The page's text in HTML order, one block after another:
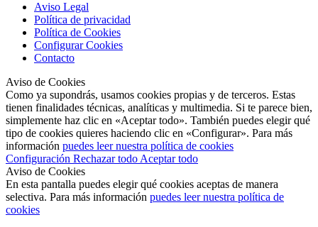
Aviso Legal
Política de privacidad
Política de Cookies
Configurar Cookies
Contacto
Aviso de Cookies
Como ya supondrás, usamos cookies propias y de terceros. Estas
tienen finalidades técnicas, analíticas y multimedia. Si te parece bien,
simplemente haz clic en «Aceptar todo». También puedes elegir qué
tipo de cookies quieres haciendo clic en «Configurar». Para más
información puedes leer nuestra política de cookies
Configuración Rechazar todo Aceptar todo
Aviso de Cookies
En esta pantalla puedes elegir qué cookies aceptas de manera
selectiva. Para más información puedes leer nuestra política de
cookies